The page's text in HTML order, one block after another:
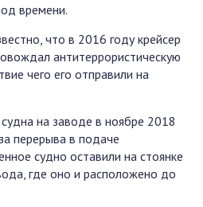
времени.
что в 2016 году крейсер
антитеррористическую
чего его отправили на
на заводе в ноябре 2018
перерыва в подаче
судно оставили на стоянке
где оно и расположено до